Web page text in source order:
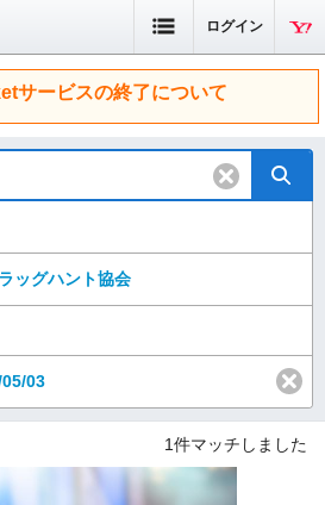
ログイン
サービスの終了について
ッグハント協会
03
1件マッチしました